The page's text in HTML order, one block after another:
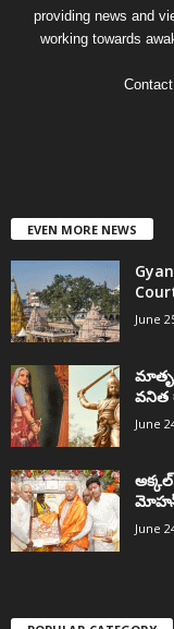
providing news and
working towards
EVEN MORE NEWS
June
మాతృ
వనిత
June
June